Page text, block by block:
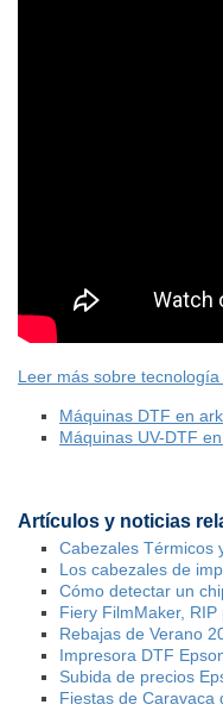
Leer más sobre
Máquinas DTF en
Máquinas UV-DTF
Artículos y noticias
Cabezales Térmicos
Los cabezales de
Cómo detectar un
Fiery FilmMaker,
Rebajas de Verano
Impresora DTF
Subida de precios
Fiestas de Caravaca